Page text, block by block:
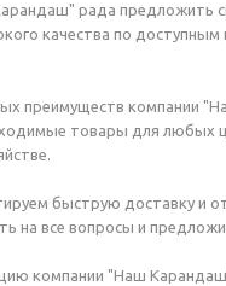
рада предложить
качества по
преимуществ компании
товары для любых
быструю доставку и
на все вопросы и
компании "Наш